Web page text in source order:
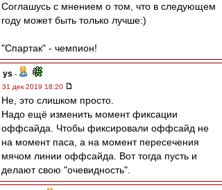
Соглашусь с мнением о том, что в следующем
году может быть только лучше:)
"Спартак" - чемпион!
ys -
31 дек 2019 18:20
Не, это слишком просто.
Надо ещё изменить момент фиксации
оффсайда. Чтобы фиксировали оффсайд не
на момент паса, а на момент пересечения
мячом линии оффсайда. Вот тогда пусть и
делают свою "очевидность".